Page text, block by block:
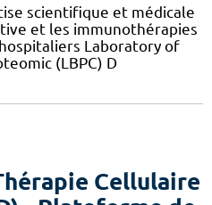
scientifique et médicale
et les immunothérapies
Laboratory of
(LBPC) D
Cellulaire